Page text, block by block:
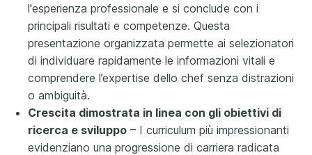
l'esperienza professionale e si conclude con i
principali risultati e competenze. Questa
presentazione organizzata permette ai selezionatori
di individuare rapidamente le informazioni vitali e
comprendere l’expertise dello chef senza distrazioni
o ambiguità.
Crescita dimostrata in linea con gli obiettivi di
ricerca e sviluppo – I curriculum più impressionanti
evidenziano una progressione di carriera radicata